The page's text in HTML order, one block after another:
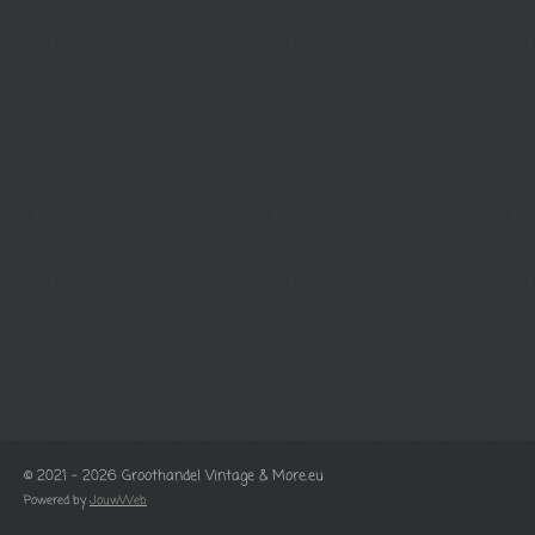
© 2021 - 2026 Groothandel Vintage & More.eu
Powered by JouwWeb